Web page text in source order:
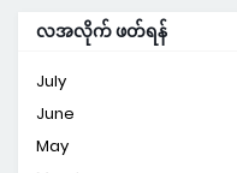
လအလိုက် ဖတ်ရန်
July
June
May